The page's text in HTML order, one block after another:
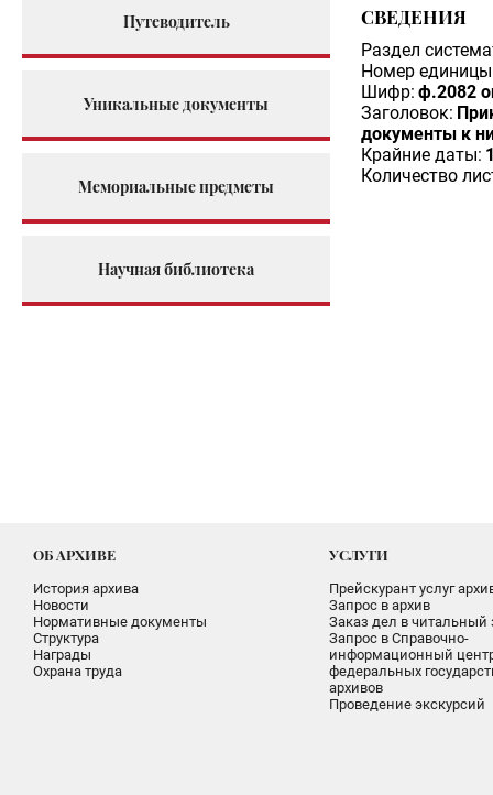
Путеводитель
Уникальные документы
Мемориальные предметы
Научная библиотека
СВЕДЕНИЯ
Раздел
Номер единицы
Шифр: ф.2082
Заголовок:
документы к
Крайние даты:
Количество
ОБ АРХИВЕ
История архива
Новости
Нормативные документы
Структура
Награды
Охрана труда
УСЛУГИ
Прейскурант услуг
Запрос в архив
Заказ дел в читальный
Запрос в Справочно-
информационный
федеральных
архивов
Проведение экскурсий